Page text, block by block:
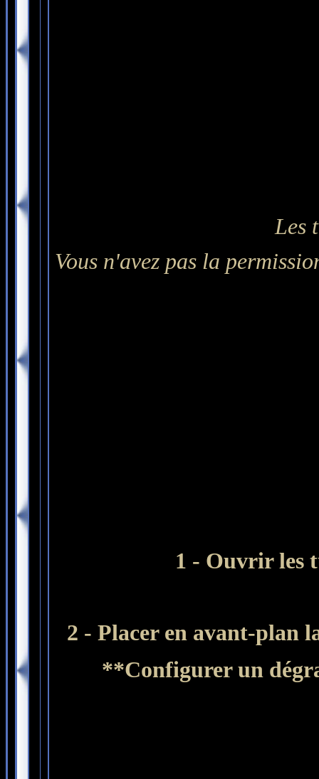
Les
Vous n'avez pas la
1 - Ouvrir les
2 - Placer en avant-plan
**Configurer un